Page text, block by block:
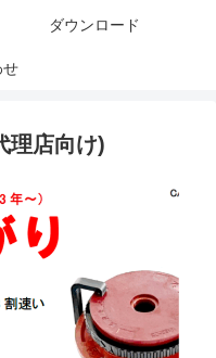
ダウンロード
せ
理店向け)